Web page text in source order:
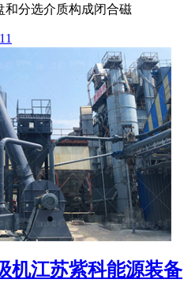
和分选介质构成闭合磁
机江苏紫科能源装备